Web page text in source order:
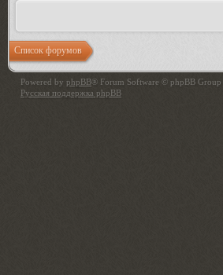
Список форумов
Powered by phpBB® Forum Software © phpBB Group
Русская поддержка phpBB